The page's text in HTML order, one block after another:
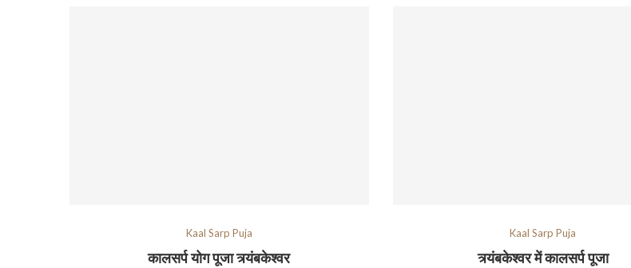
Kaal Sarp Puja
कालसर्प योग पूजा त्र्यंबकेश्वर
Kaal Sarp Puja
त्र्यंबकेश्वर में कालसर्प पूजा